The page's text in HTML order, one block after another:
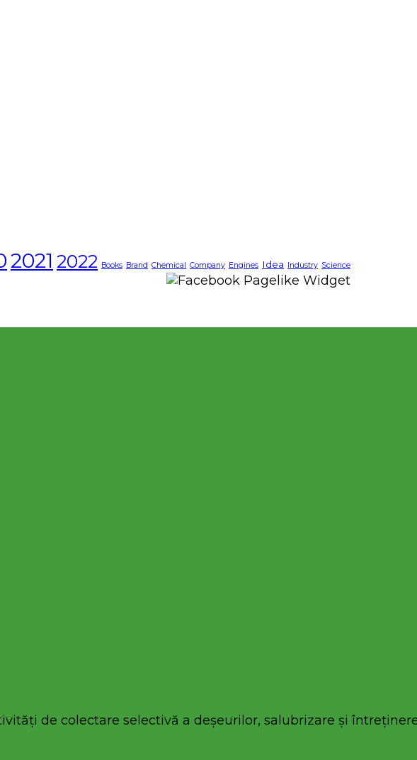
2021 2022 Books Brand Chemical Company Engines Idea Industry Science
de colectare selectivă a deșeurilor, salubrizare și